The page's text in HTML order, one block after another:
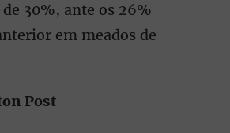
30%, ante os 26%
em meados de
Post